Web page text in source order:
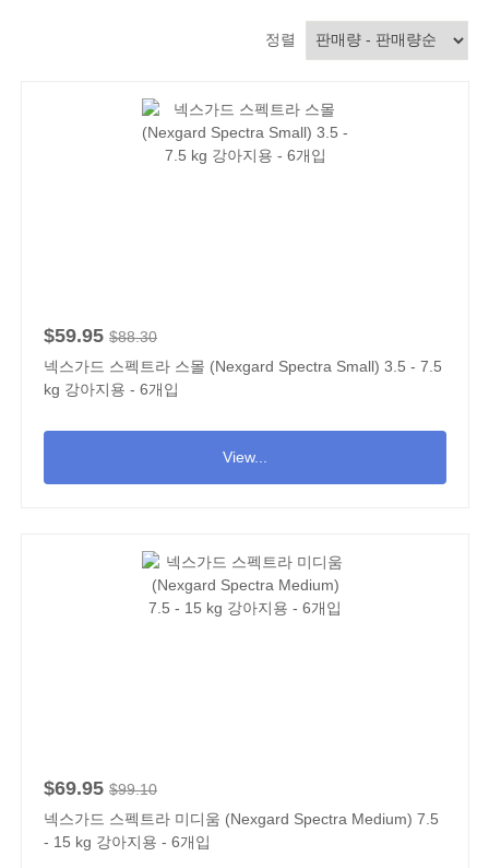
정렬
$59.95 $88.30
넥스가드 스펙트라 스몰 (Nexgard Spectra Small) 3.5 - 7.5
kg 강아지용 - 6개입
View...
$69.95 $99.10
넥스가드 스펙트라 미디움 (Nexgard Spectra Medium) 7.5
- 15 kg 강아지용 - 6개입